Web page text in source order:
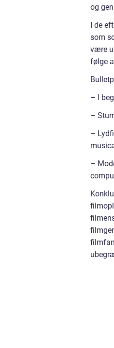
og
I de
som
være
følge
– I
–
–
–